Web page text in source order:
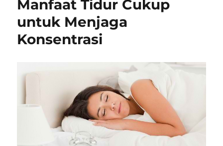
Manfaat Tidur Cukup
untuk Menjaga
Konsentrasi